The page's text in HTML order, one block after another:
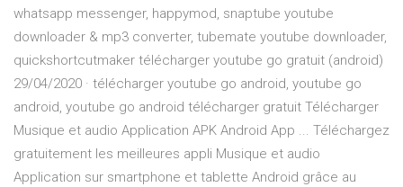
whatsapp messenger, happymod, snaptube youtube
downloader & mp3 converter, tubemate youtube downloader,
quickshortcutmaker télécharger youtube go gratuit (android)
29/04/2020 · télécharger youtube go android, youtube go
android, youtube go android télécharger gratuit Télécharger
Musique et audio Application APK Android App ... Téléchargez
gratuitement les meilleures appli Musique et audio
Application sur smartphone et tablette Android grâce au